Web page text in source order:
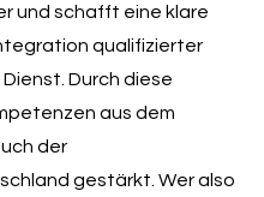
und schafft eine klare
qualifizierter
Durch diese
aus dem
der
gestärkt. Wer also